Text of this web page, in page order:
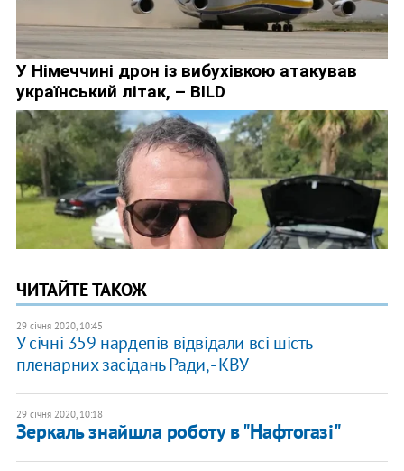
ЧИТАЙТЕ ТАКОЖ
29 січня 2020, 10:45
У січні 359 нардепів відвідали всі шість
пленарних засідань Ради, - КВУ
29 січня 2020, 10:18
Зеркаль знайшла роботу в "Нафтогазі"